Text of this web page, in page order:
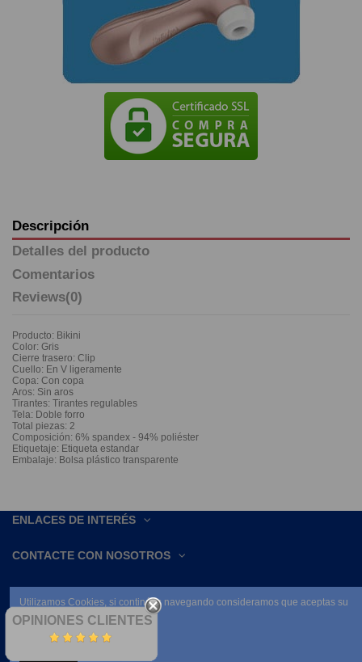
Descripción
Detalles del producto
Comentarios
Reviews(0)
Producto: Bikini
Color: Gris
Cierre trasero: Clip
Cuello: En V ligeramente
Copa: Con copa
Aros: Sin aros
Tirantes: Tirantes regulables
Tela: Doble forro
Total piezas: 2
Composición: 6% spandex - 94% poliéster
Etiquetaje: Etiqueta estandar
Embalaje: Bolsa plástico transparente
ENLACES DE INTERÉS
CONTACTE CON NOSOTROS
OPINIONES CLIENTES
Utilizamos Cookies, si continúas navegando consideramos que aceptas su
uso.
Leer condiciones